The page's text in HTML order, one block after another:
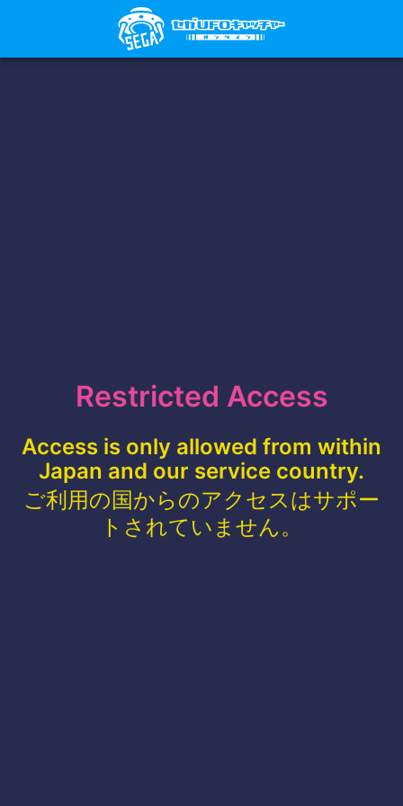
Restricted Access
Access is only allowed from within
Japan and our service country.
ご利用の国からのアクセスはサポー
トされていません。